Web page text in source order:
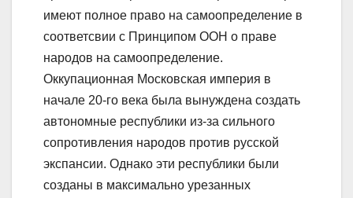
имеют полное право на самоопределение в
соответсвии с Принципом ООН о праве
народов на самоопределение.
Оккупационная Московская империя в
начале 20-го века была вынуждена создать
автономные республики из-за сильного
сопротивления народов против русской
экспансии. Однако эти республики были
созданы в максимально урезанных